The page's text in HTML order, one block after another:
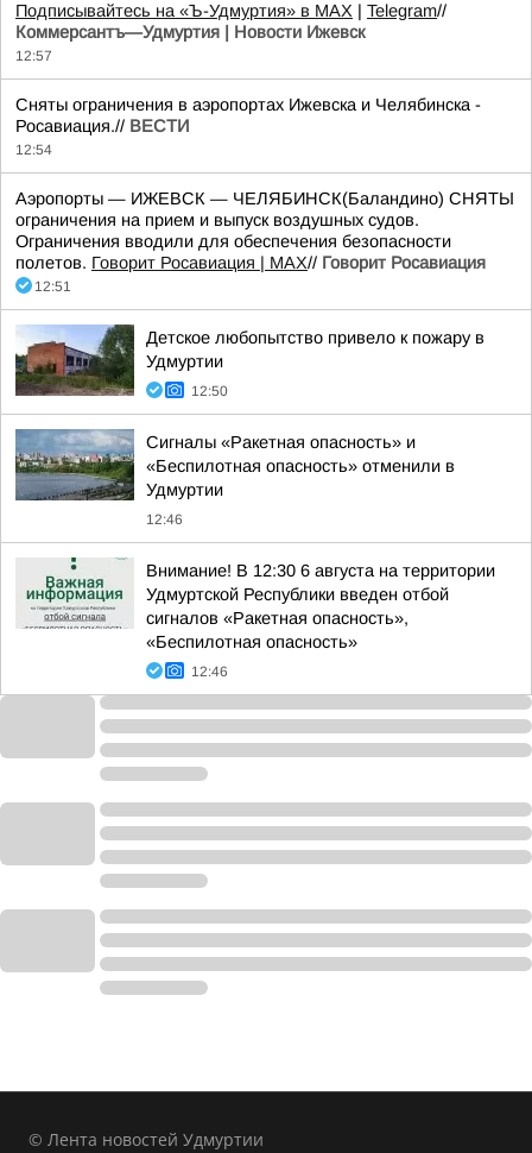
Подписывайтесь на «Ъ-Удмуртия» в MAX | Telegram//
Коммерсантъ—Удмуртия | Новости Ижевск
12:57
Сняты ограничения в аэропортах Ижевска и Челябинска -
Росавиация.// ВЕСТИ
12:54
Аэропорты — ИЖЕВСК — ЧЕЛЯБИНСК(Баландино) СНЯТЫ
ограничения на прием и выпуск воздушных судов.
Ограничения вводили для обеспечения безопасности
полетов. Говорит Росавиация | MAX// Говорит Росавиация
12:51
Детское любопытство привело к пожару в
Удмуртии
12:50
Сигналы «Ракетная опасность» и
«Беспилотная опасность» отменили в
Удмуртии
12:46
Внимание! В 12:30 6 августа на территории
Удмуртской Республики введен отбой
сигналов «Ракетная опасность»,
«Беспилотная опасность»
12:46
© Лента новостей Удмуртии